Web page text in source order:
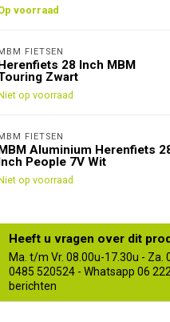
voorraad
FIETSEN
28 Inch MBM
Zwart
op voorraad
FIETSEN
Aluminium Herenfiets
People 7V Wit
op voorraad
Heeft u vragen over dit
Ma. t/m Vr. 08.00u-17.30u - Za.
0485 520524 - Whatsapp 06
berichten